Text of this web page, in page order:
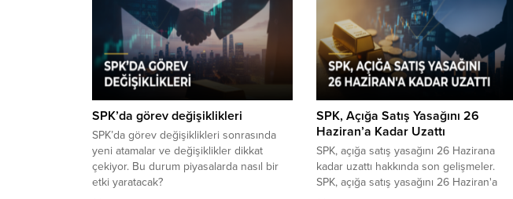
yatırımcıların güvenini artırmayı
hedefliyor.
SPK’da görev değişiklikleri
SPK’da görev değişiklikleri sonrasında
yeni atamalar ve değişiklikler dikkat
çekiyor. Bu durum piyasalarda nasıl bir
etki yaratacak?
SPK, Açığa Satış Yasağını 26
Haziran’a Kadar Uzattı
SPK, açığa satış yasağını 26 Hazirana
kadar uzattı hakkında son gelişmeler.
SPK, açığa satış yasağını 26 Haziran'a